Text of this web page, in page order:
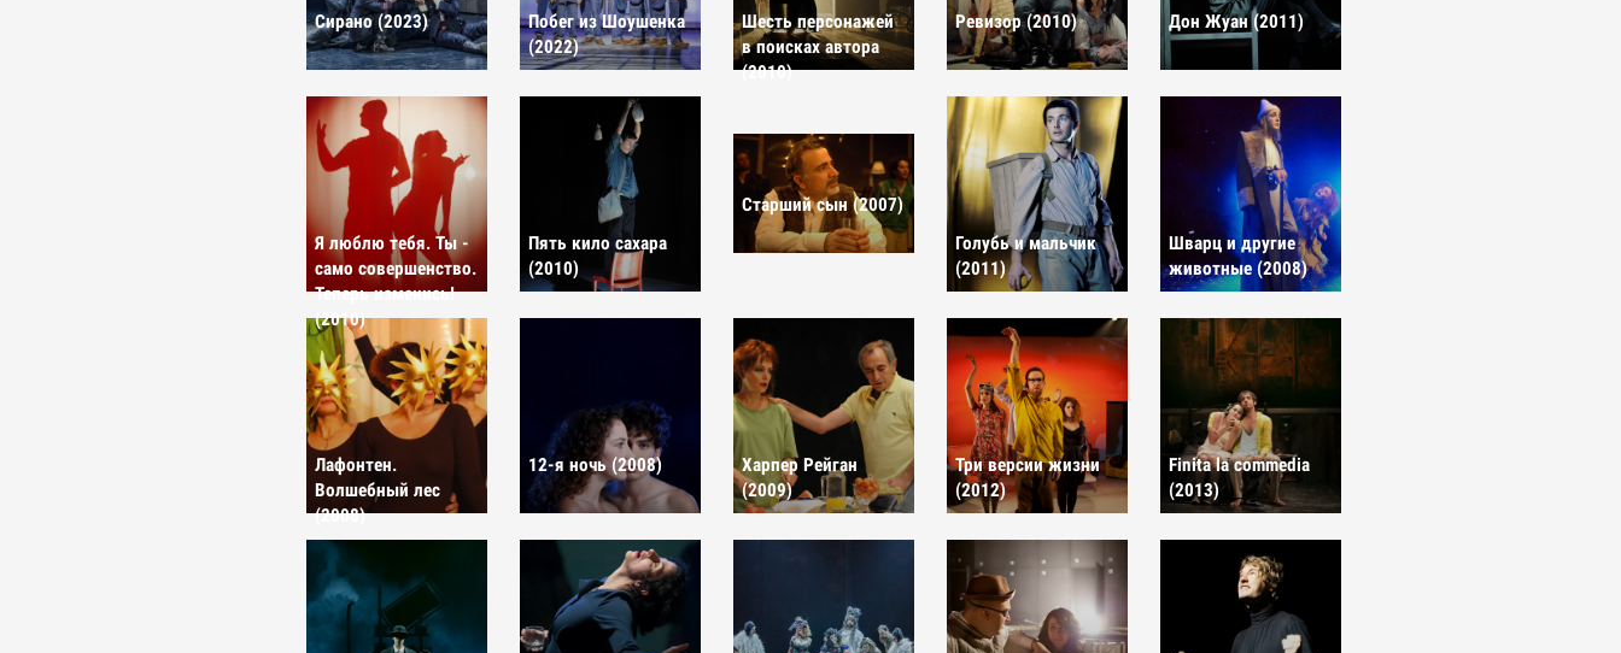
Сирано (2023)
Побег из Шоушенка
(2022)
Шесть персонажей
в поисках автора
(2010)
Ревизор (2010) Дон Жуан (2011)
Я люблю тебя. Ты -
само совершенство.
Теперь изменись!
(2010)
Пять кило сахара
(2010)
Старший сын (2007)
Голубь и мальчик
(2011)
Шварц и другие
животные (2008)
Лафонтен.
Волшебный лес
(2008)
12-я ночь (2008)
Харпер Рейган
(2009)
Три версии жизни
(2012)
Finita la commedia
(2013)